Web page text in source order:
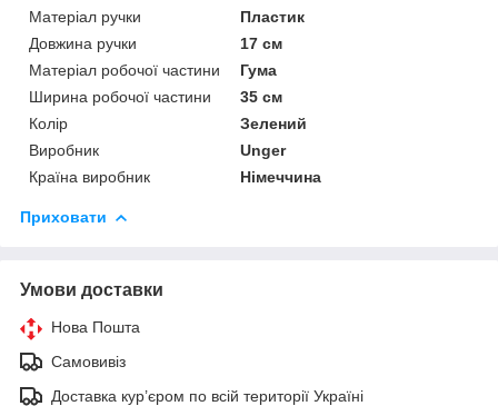
Матеріал ручки
Пластик
Довжина ручки
17 см
Матеріал робочої частини
Гума
Ширина робочої частини
35 см
Колір
Зелений
Виробник
Unger
Країна виробник
Німеччина
Приховати
Умови доставки
Нова Пошта
Самовивіз
Доставка кур’єром по всій території Україні